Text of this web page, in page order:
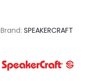
Brand:SPEAKERCRAFT